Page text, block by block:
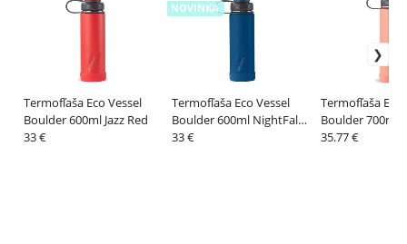
Termofľaša Eco Vessel
Boulder 600ml Jazz Red
33 €
Termofľaša Eco Vessel
Boulder 600ml NightFall
Navy
NOVINKA
33 €
Termofľaša Eco
Boulder 700ml
Melon
35.77 €